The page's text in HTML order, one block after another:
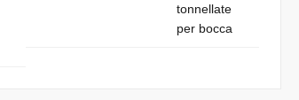
tonnellate
per bocca